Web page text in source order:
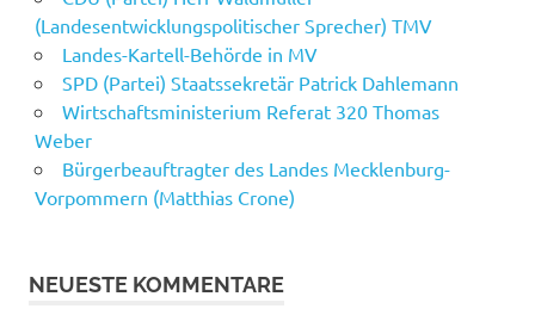
(Landesentwicklungspolitischer Sprecher) TMV
Landes-Kartell-Behörde in MV
SPD (Partei) Staatssekretär Patrick Dahlemann
Wirtschaftsministerium Referat 320 Thomas
Weber
Bürgerbeauftragter des Landes Mecklenburg-
Vorpommern (Matthias Crone)
NEUESTE KOMMENTARE